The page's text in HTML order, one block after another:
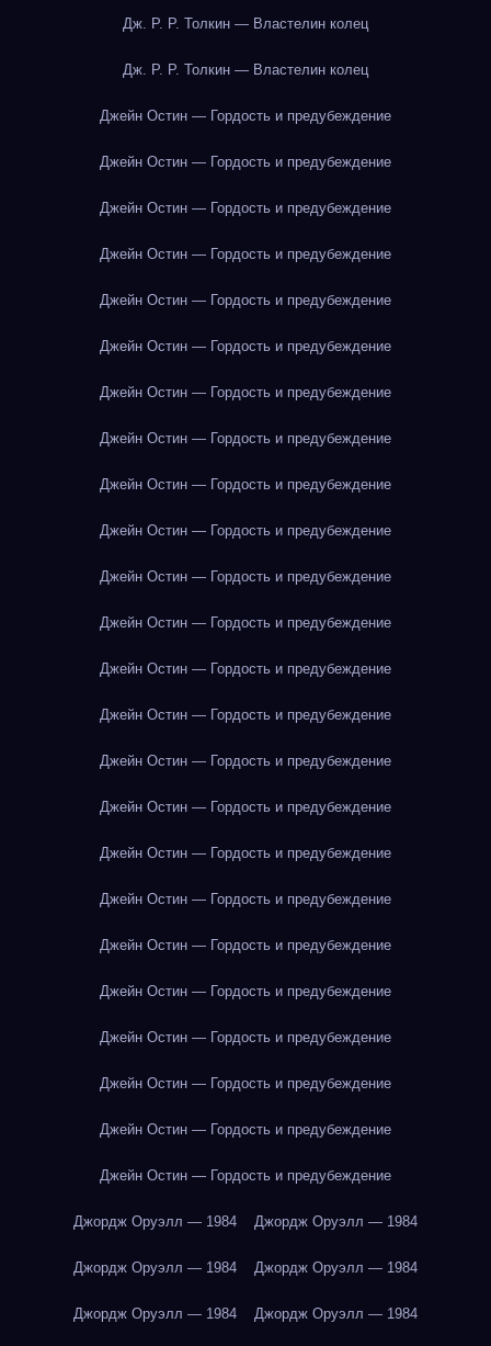
Дж. Р. Р. Толкин — Властелин колец
Дж. Р. Р. Толкин — Властелин колец
Джейн Остин — Гордость и предубеждение
Джейн Остин — Гордость и предубеждение
Джейн Остин — Гордость и предубеждение
Джейн Остин — Гордость и предубеждение
Джейн Остин — Гордость и предубеждение
Джейн Остин — Гордость и предубеждение
Джейн Остин — Гордость и предубеждение
Джейн Остин — Гордость и предубеждение
Джейн Остин — Гордость и предубеждение
Джейн Остин — Гордость и предубеждение
Джейн Остин — Гордость и предубеждение
Джейн Остин — Гордость и предубеждение
Джейн Остин — Гордость и предубеждение
Джейн Остин — Гордость и предубеждение
Джейн Остин — Гордость и предубеждение
Джейн Остин — Гордость и предубеждение
Джейн Остин — Гордость и предубеждение
Джейн Остин — Гордость и предубеждение
Джейн Остин — Гордость и предубеждение
Джейн Остин — Гордость и предубеждение
Джейн Остин — Гордость и предубеждение
Джейн Остин — Гордость и предубеждение
Джейн Остин — Гордость и предубеждение
Джейн Остин — Гордость и предубеждение
Джордж Оруэлл — 1984 Джордж Оруэлл — 1984
Джордж Оруэлл — 1984 Джордж Оруэлл — 1984
Джордж Оруэлл — 1984 Джордж Оруэлл — 1984